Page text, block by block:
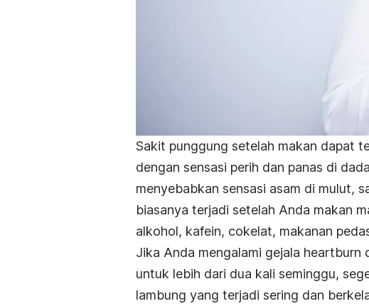
Sakit punggung setelah makan dapat
dengan sensasi perih dan panas di
menyebabkan sensasi asam di mulut,
biasanya terjadi setelah Anda makan
alkohol, kafein, cokelat, makanan
Jika Anda mengalami gejala heartburn
untuk lebih dari dua kali seminggu,
lambung yang terjadi sering dan